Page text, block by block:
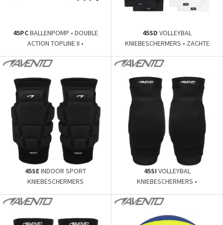
45PCBALLENPOMP • DOUBLE
ACTION TOPLINE II •
45SD VOLLEYBAL
KNIEBESCHERMERS • ZACHTE
45SEINDOOR SPORT
KNIEBESCHERMERS
45SI VOLLEYBAL
KNIEBESCHERMERS •